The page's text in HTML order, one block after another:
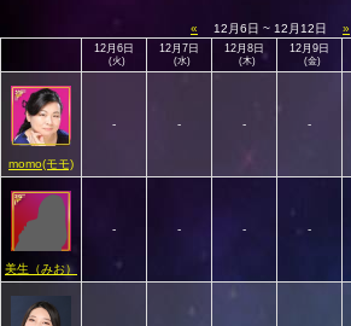
« 12月6日 ~ 12月12日 »
12月6日
(火)
12月7日
(水)
12月8日
(木)
12月9日
(金)
momo(モモ)
- - - -
美生（みお）
- - - -